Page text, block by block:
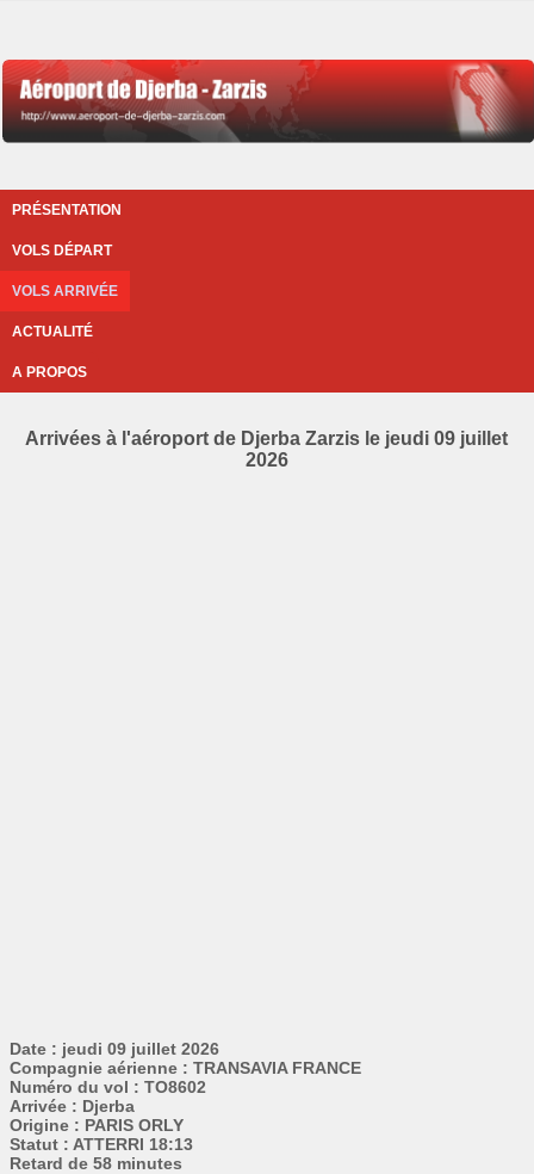
PRÉSENTATION
VOLS DÉPART
VOLS ARRIVÉE
ACTUALITÉ
A PROPOS
Arrivées à l'aéroport de Djerba Zarzis le jeudi 09 juillet
2026
Date : jeudi 09 juillet 2026
Compagnie aérienne : TRANSAVIA FRANCE
Numéro du vol : TO8602
Arrivée : Djerba
Origine : PARIS ORLY
Statut : ATTERRI 18:13
Retard de 58 minutes